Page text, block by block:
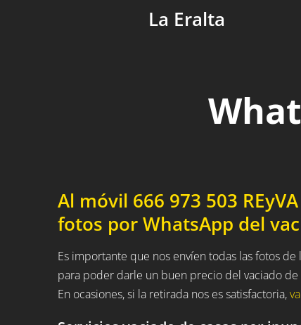
La Eralta
Al móvil 666 973 503
fotos por WhatsApp del
Es importante que nos envíen todas las fotos
para poder darle un buen precio del vaciado de
En ocasiones, si la retirada nos es satisfactoria,